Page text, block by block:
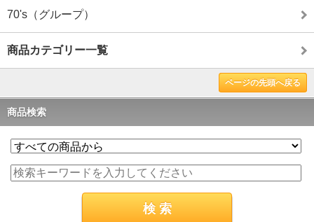
70's（グループ）
商品カテゴリー一覧
ページの先頭へ戻る
商品検索